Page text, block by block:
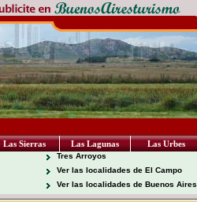
Las Sierras Las Lagunas Las Urbes
Tres Arroyos
Ver las localidades de El Campo
Ver las localidades de Buenos Aires